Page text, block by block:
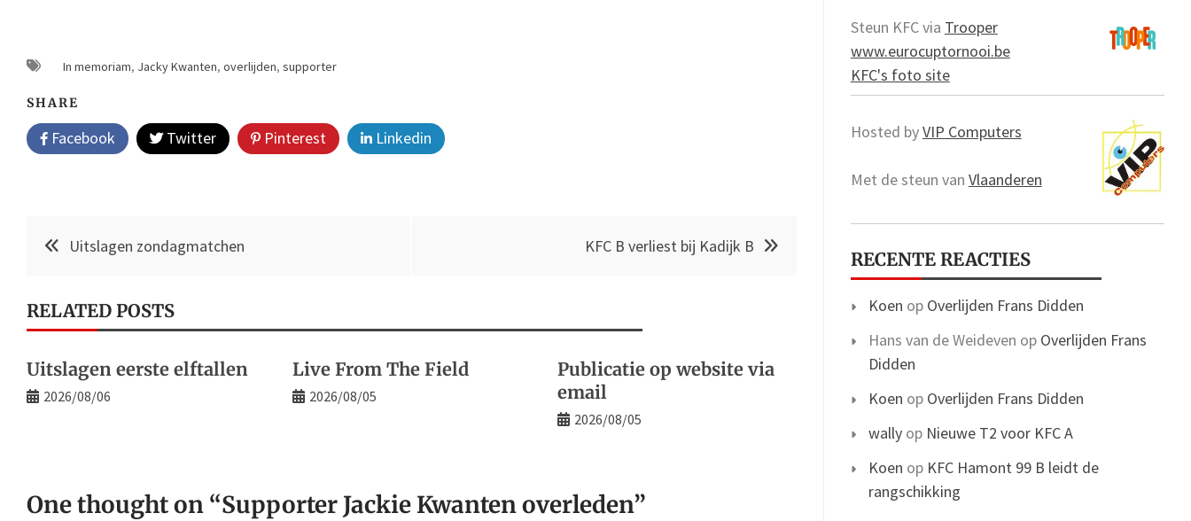
In memoriam, Jacky Kwanten, overlijden, supporter
SHARE
Facebook Twitter Pinterest Linkedin
Post Uitslagen zondagmatchen KFC B verliest bij Kadijk B
RELATED POSTS
Uitslagen eerste elftallen
2026/08/06
Live From The Field
2026/08/05
Publicatie op website via
email
2026/08/05
One thought on “Supporter Jackie Kwanten overleden”
Steun KFC via Trooper
www.eurocuptornooi.be
KFC's foto site
Hosted byVIP Computers
Met de steun van Vlaanderen
RECENTE REACTIES
Koen op Overlijden Frans Didden
Hans van de Weideven op Overlijden Frans
Didden
Koen op Overlijden Frans Didden
wallyop Nieuwe T2 voor KFC A
Koen op KFC Hamont 99 B leidt de
rangschikking